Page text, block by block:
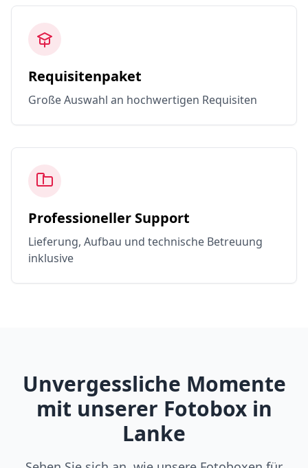
Requisitenpaket
Große Auswahl an hochwertigen Requisiten
Professioneller Support
Lieferung, Aufbau und technische Betreuung
inklusive
Unvergessliche Momente
mit unserer Fotobox in
Lanke